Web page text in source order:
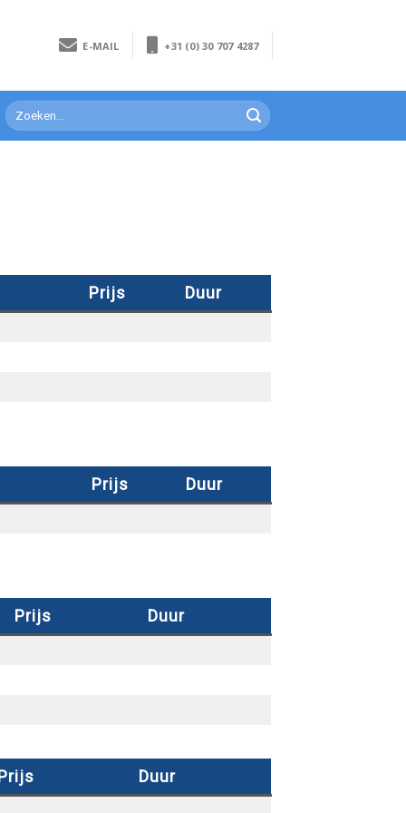
E-MAIL +31 (0) 30 707 4287
Prijs Duur
Prijs Duur
Prijs Duur
Duur